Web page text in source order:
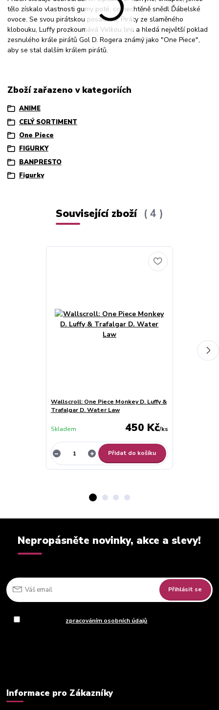
tělo získalo vlastnosti gumy poté, co nechtěně snědl Ďábelské
ovoce. Se svou pirátskou posádkou, Piráty ze slaměného
klobouku, Luffy prozkoumává Velkou linii a hledá největší poklad
zesnulého krále pirátů Gol D. Rogera známý jako "One Piece",
aby se stal dalším králem pirátů.
Zboží zařazeno v kategoriích
ANIME
CELÝ SORTIMENT
One Piece
FIGURKY
BANPRESTO
Figurky
Související zboží 4
Wallscroll: One Piece Monkey D. Luffy &
Trafalgar D. Water Law
450 Kč/ks
Skladem
Přidat do košíku
Nepropásněte novinky, akce a slevy!
Přihlásit se
zpracováním osobních údajů
Informace pro Zákazníky